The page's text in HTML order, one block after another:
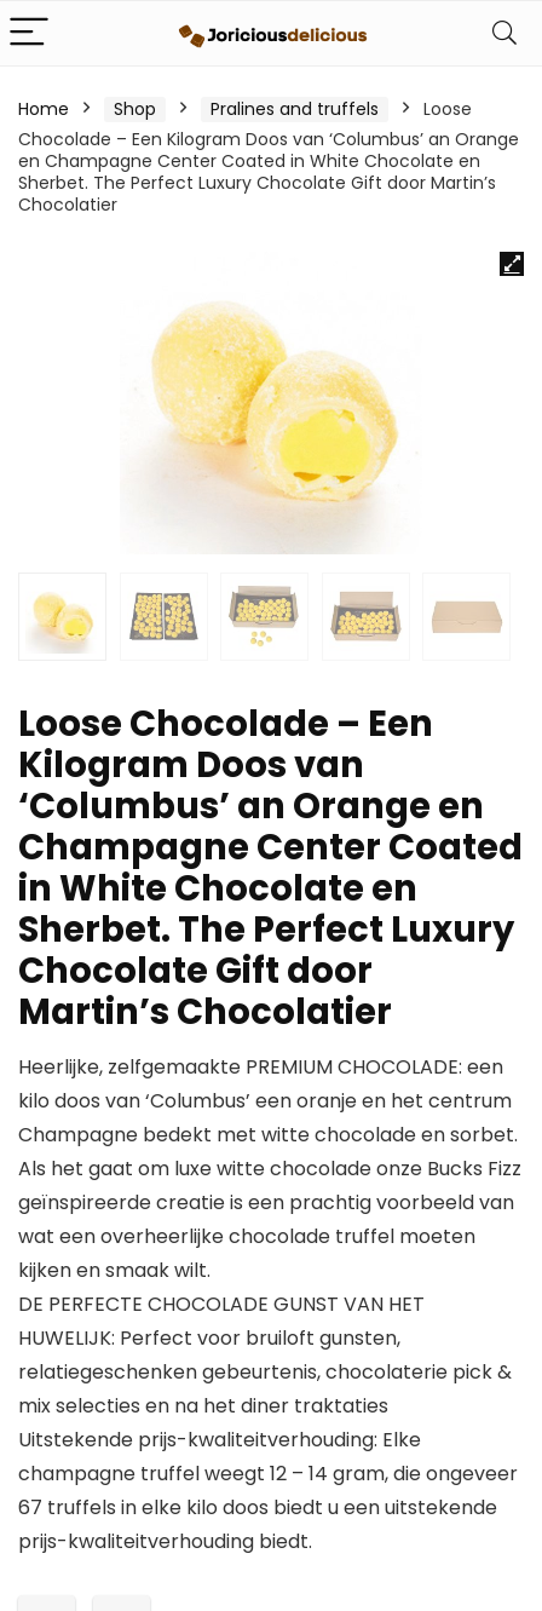
Home Shop Pralines and truffels
Loose
Chocolade – Een Kilogram Doos van ‘Columbus’ an Orange
en Champagne Center Coated in White Chocolate en
Sherbet. The Perfect Luxury Chocolate Gift door Martin’s
Chocolatier
Loose Chocolade – Een
Kilogram Doos van
‘Columbus’ an Orange en
Champagne Center Coated
in White Chocolate en
Sherbet. The Perfect Luxury
Chocolate Gift door
Martin’s Chocolatier
Heerlijke, zelfgemaakte PREMIUM CHOCOLADE: een
kilo doos van ‘Columbus’ een oranje en het centrum
Champagne bedekt met witte chocolade en sorbet.
Als het gaat om luxe witte chocolade onze Bucks Fizz
geïnspireerde creatie is een prachtig voorbeeld van
wat een overheerlijke chocolade truffel moeten
kijken en smaak wilt.
DE PERFECTE CHOCOLADE GUNST VAN HET
HUWELIJK: Perfect voor bruiloft gunsten,
relatiegeschenken gebeurtenis, chocolaterie pick &
mix selecties en na het diner traktaties
Uitstekende prijs-kwaliteitverhouding: Elke
champagne truffel weegt 12 – 14 gram, die ongeveer
67 truffels in elke kilo doos biedt u een uitstekende
prijs-kwaliteitverhouding biedt.